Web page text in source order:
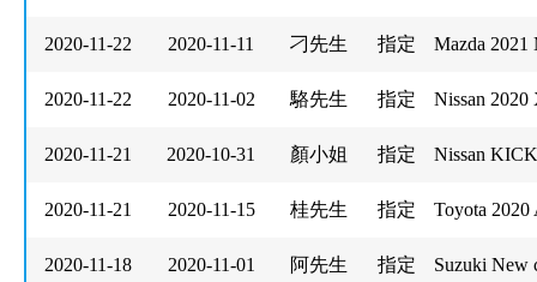
2020-11-22 2020-11-11 刁先生 指定 Mazda 2021
2020-11-22 2020-11-02 駱先生 指定 Nissan
2020-11-21 2020-10-31 顏小姐 指定 Nissan
2020-11-21 2020-11-15 桂先生 指定 Toyota
2020-11-18 2020-11-01 阿先生 指定 Suzuki New